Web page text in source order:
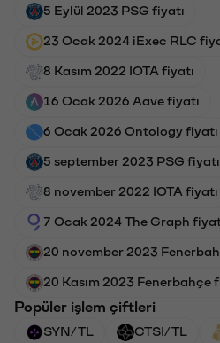
5 Eylül 2023 PSG fiyatı
23 Ocak 2024 iExec RLC
8 Kasım 2022 IOTA fiyatı
16 Ocak 2026 Aave fiyatı
6 Ocak 2026 Ontology fiyatı
5 september 2023 PSG fiyatı
8 november 2022 IOTA fiyatı
7 Ocak 2024 The Graph
20 november 2023
20 Kasım 2023 Fenerbahçe
Popüler işlem çiftleri
SYN/TL CTSI/TL